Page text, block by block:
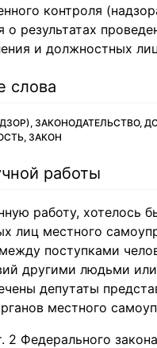
контроля
результатах
и должностных
слова
ЗАКОНОДАТЕЛЬСТВО,
ЗАКОН
работы
работу, хотелось
лиц местного
поступками
другими людьми
депутаты
местного
2 Федерального